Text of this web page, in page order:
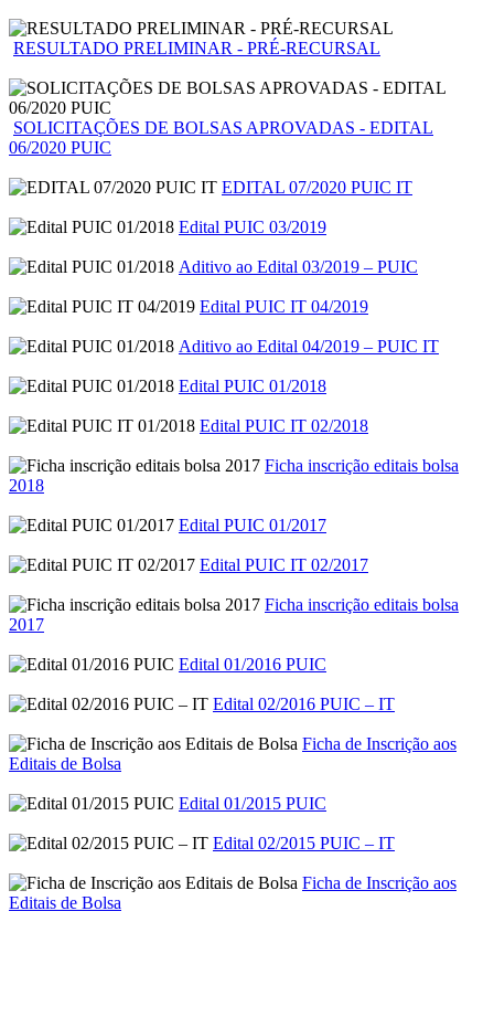
RESULTADO PRELIMINAR - PRÉ-RECURSAL
SOLICITAÇÕES DE BOLSAS APROVADAS - EDITAL
06/2020 PUIC
EDITAL 07/2020 PUIC IT
Edital PUIC 03/2019
Aditivo ao Edital 03/2019 – PUIC
Edital PUIC IT 04/2019
Aditivo ao Edital 04/2019 – PUIC IT
Edital PUIC 01/2018
Edital PUIC IT 02/2018
Ficha inscrição editais bolsa
2018
Edital PUIC 01/2017
Edital PUIC IT 02/2017
Ficha inscrição editais bolsa
2017
Edital 01/2016 PUIC
Edital 02/2016 PUIC – IT
Ficha de Inscrição aos
Editais de Bolsa
Edital 01/2015 PUIC
Edital 02/2015 PUIC – IT
Ficha de Inscrição aos
Editais de Bolsa